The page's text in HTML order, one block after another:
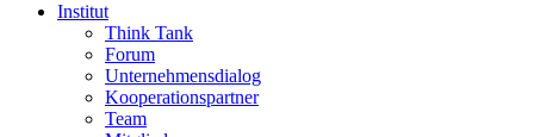
Institut
Think Tank
Forum
Unternehmensdialog
Kooperationspartner
Team